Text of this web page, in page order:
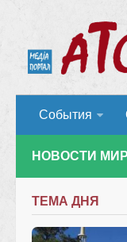
События
НОВОСТИ
ТЕМА ДНЯ